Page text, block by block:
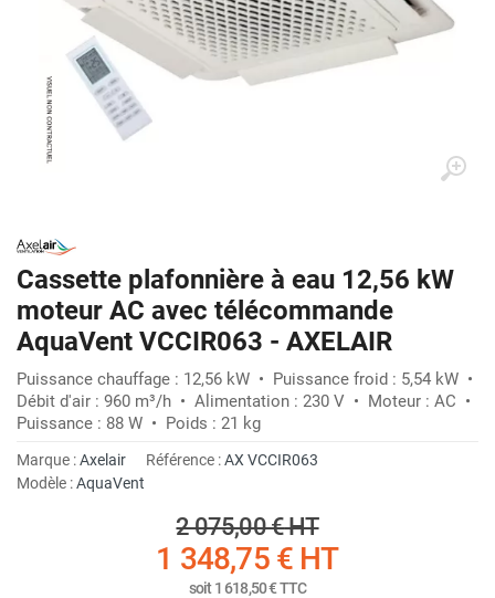
Cassette plafonnière à eau 12,56 kW
moteur AC avec télécommande
AquaVent VCCIR063 - AXELAIR
Puissance chauffage : 12,56 kW • Puissance froid : 5,54 kW •
Débit d'air : 960 m³/h • Alimentation : 230 V • Moteur : AC •
Puissance : 88 W • Poids : 21 kg
Marque :Axelair Référence :AX VCCIR063
Modèle :AquaVent
2 075,00 €HT
1 348,75 € HT
soit1 618,50 €TTC